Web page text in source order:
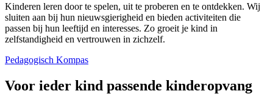
Kinderen leren door te spelen, uit te proberen en te ontdekken. Wij
sluiten aan bij hun nieuwsgierigheid en bieden activiteiten die
passen bij hun leeftijd en interesses. Zo groeit je kind in
zelfstandigheid en vertrouwen in zichzelf.
Pedagogisch Kompas
Voor ieder kind passende kinderopvang